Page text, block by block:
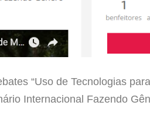
“Uso de Tecnologias
Internacional Fazendo